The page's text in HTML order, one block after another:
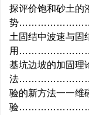
探评价饱和砂土的
势
土固结中波速与固
用……………………吴
基坑边坡的加固理
法
验的新方法一一维
验